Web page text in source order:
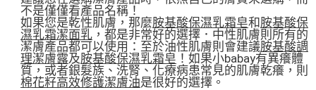
不是僅僅看產品名稱！
如果您是乾性肌膚，那麼胺基酸保濕乳霜皂和胺基酸保
濕乳霜潔面乳 ，都是非常好的選擇．中性肌膚則所有的
潔膚產品都可以使用：至於油性肌膚則會建議胺基酸調
理潔膚露及胺基酸保濕乳霜皂 ！如果小babay有異癢體
質，或者銀髮族、洗腎、化療病患常見的肌膚乾癢，則
棉花籽高效修護潔膚油是很好的選擇。